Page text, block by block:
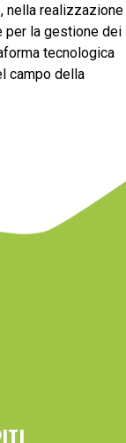
nella realizzazione
per la gestione dei
tecnologica
campo della